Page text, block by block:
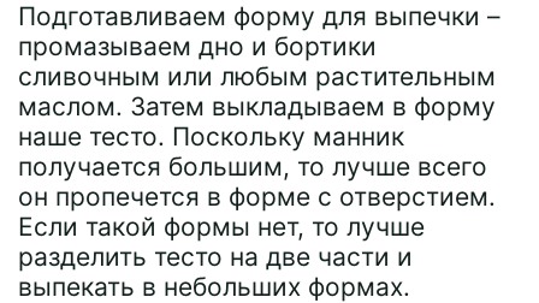
Подготавливаем форму для выпечки –
промазываем дно и бортики
сливочным или любым растительным
маслом. Затем выкладываем в форму
наше тесто. Поскольку манник
получается большим, то лучше всего
он пропечется в форме с отверстием.
Если такой формы нет, то лучше
разделить тесто на две части и
выпекать в небольших формах.